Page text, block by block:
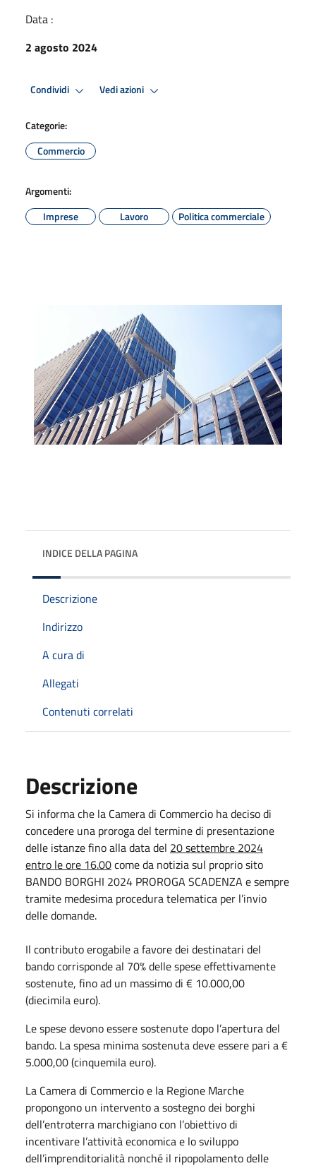
Data :
2 agosto 2024
Condividi Vedi azioni
Categorie:
Commercio
Argomenti:
Imprese
Lavoro Politica commerciale
INDICE DELLA PAGINA
Descrizione
Indirizzo
A cura di
Allegati
Contenuti correlati
Descrizione
Si informa che la Camera di Commercio ha deciso di
concedere una proroga del termine di presentazione
delle istanze fino alla data del 20 settembre 2024
entro le ore 16.00come da notizia sul proprio sito
BANDO BORGHI 2024 PROROGA SCADENZA e sempre
tramite medesima procedura telematica per l’invio
delle domande.
Il contributo erogabile a favore dei destinatari del
bando corrisponde al 70% delle spese effettivamente
sostenute, fino ad un massimo di € 10.000,00
(diecimila euro).
Le spese devono essere sostenute dopo l’apertura del
bando. La spesa minima sostenuta deve essere pari a €
5.000,00 (cinquemila euro).
La Camera di Commercio e la Regione Marche
propongono un intervento a sostegno dei borghi
dell’entroterra marchigiano con l’obiettivo di
incentivare l’attività economica e lo sviluppo
dell’imprenditorialità nonché il ripopolamento delle